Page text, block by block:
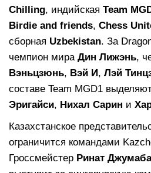
Chilling, индийская Team
Birdie and friends, Chess
сборная Uzbekistan. За
чемпион мира Дин Лижэнь,
Вэньцзюнь, Вэй И, Лэй
составе Team MGD1
Эригайси, Нихал Сарин и
Казахстанское
ограничится командами
Гроссмейстер Ринат